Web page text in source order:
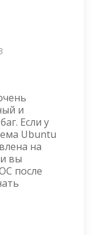
и
Если у
Ubuntu
на
вы
после